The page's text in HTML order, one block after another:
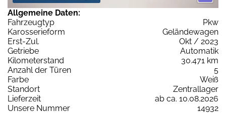
Allgemeine Daten:
Fahrzeugtyp
Pkw
Karosserieform
Geländewagen
Erst-Zul.
Okt / 2023
Getriebe
Automatik
Kilometerstand
30.471 km
Anzahl der Türen
5
Farbe
Weiß
Standort
Zentrallager
Lieferzeit
ab ca. 10.08.2026
Unsere Nummer
14932